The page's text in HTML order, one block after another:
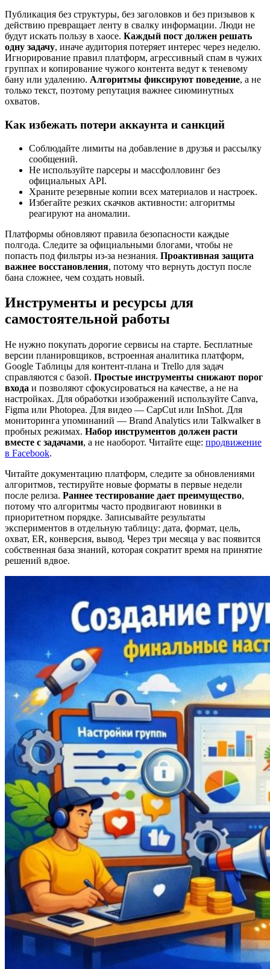
Публикация без структуры, без заголовков и без призывов к
действию превращает ленту в свалку информации. Люди не
будут искать пользу в хаосе. Каждый пост должен решать
одну задачу, иначе аудитория потеряет интерес через неделю.
Игнорирование правил платформ, агрессивный спам в чужих
группах и копирование чужого контента ведут к теневому
бану или удалению. Алгоритмы фиксируют поведение, а не
только текст, поэтому репутация важнее сиюминутных
охватов.
Как избежать потери аккаунта и санкций
Соблюдайте лимиты на добавление в друзья и рассылку
сообщений.
Не используйте парсеры и массфолловинг без
официальных API.
Храните резервные копии всех материалов и настроек.
Избегайте резких скачков активности: алгоритмы
реагируют на аномалии.
Платформы обновляют правила безопасности каждые
полгода. Следите за официальными блогами, чтобы не
попасть под фильтры из-за незнания. Проактивная защита
важнее восстановления, потому что вернуть доступ после
бана сложнее, чем создать новый.
Инструменты и ресурсы для
самостоятельной работы
Не нужно покупать дорогие сервисы на старте. Бесплатные
версии планировщиков, встроенная аналитика платформ,
Google Таблицы для контент-плана и Trello для задач
справляются с базой. Простые инструменты снижают порог
входа и позволяют сфокусироваться на качестве, а не на
настройках. Для обработки изображений используйте Canva,
Figma или Photopea. Для видео — CapCut или InShot. Для
мониторинга упоминаний — Brand Analytics или Talkwalker в
пробных режимах. Набор инструментов должен расти
вместе с задачами, а не наоборот. Читайте еще: продвижение
в Facebook.
Читайте документацию платформ, следите за обновлениями
алгоритмов, тестируйте новые форматы в первые недели
после релиза. Раннее тестирование дает преимущество,
потому что алгоритмы часто продвигают новинки в
приоритетном порядке. Записывайте результаты
экспериментов в отдельную таблицу: дата, формат, цель,
охват, ER, конверсия, вывод. Через три месяца у вас появится
собственная база знаний, которая сократит время на принятие
решений вдвое.